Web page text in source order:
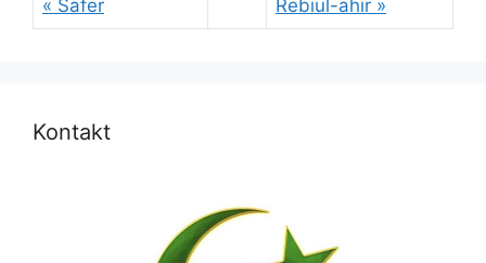
« Safer Rebiul-ahir »
Kontakt